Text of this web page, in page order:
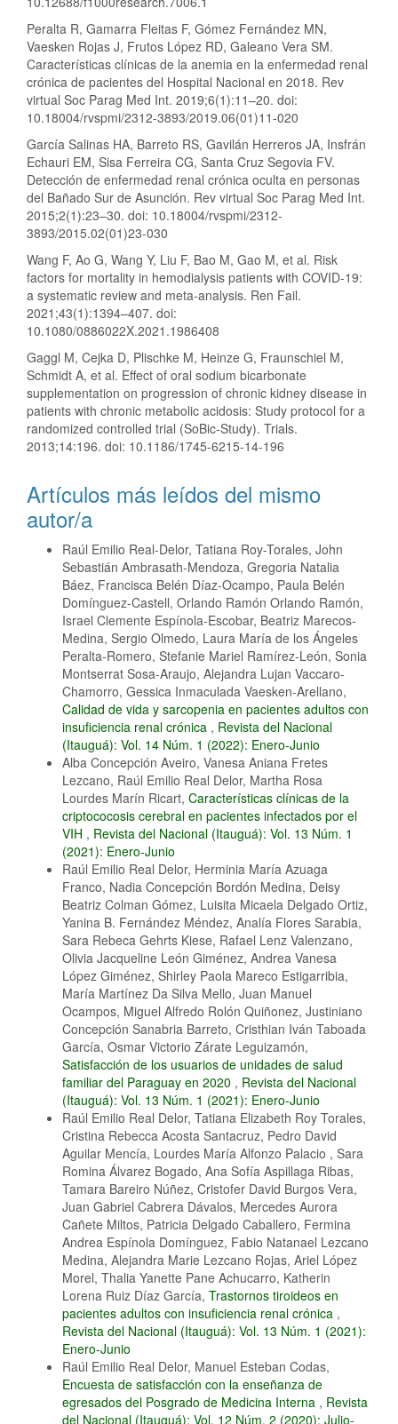
Peralta R, Gamarra Fleitas F, Gómez Fernández MN,
Vaesken Rojas J, Frutos López RD, Galeano Vera SM.
Características clínicas de la anemia en la enfermedad renal
crónica de pacientes del Hospital Nacional en 2018. Rev
virtual Soc Parag Med Int. 2019;6(1):11–20. doi:
10.18004/rvspmi/2312-3893/2019.06(01)11-020
García Salinas HA, Barreto RS, Gavilán Herreros JA, Insfrán
Echauri EM, Sisa Ferreira CG, Santa Cruz Segovia FV.
Detección de enfermedad renal crónica oculta en personas
del Bañado Sur de Asunción. Rev virtual Soc Parag Med Int.
2015;2(1):23–30. doi: 10.18004/rvspmi/2312-
3893/2015.02(01)23-030
Wang F, Ao G, Wang Y, Liu F, Bao M, Gao M, et al. Risk
factors for mortality in hemodialysis patients with COVID-19:
a systematic review and meta-analysis. Ren Fail.
2021;43(1):1394–407. doi:
10.1080/0886022X.2021.1986408
Gaggl M, Cejka D, Plischke M, Heinze G, Fraunschiel M,
Schmidt A, et al. Effect of oral sodium bicarbonate
supplementation on progression of chronic kidney disease in
patients with chronic metabolic acidosis: Study protocol for a
randomized controlled trial (SoBic-Study). Trials.
2013;14:196. doi: 10.1186/1745-6215-14-196
Artículos más leídos del mismo
autor/a
Raúl Emilio Real-Delor, Tatiana Roy-Torales, John
Sebastián Ambrasath-Mendoza, Gregoria Natalia
Báez, Francisca Belén Díaz-Ocampo, Paula Belén
Domínguez-Castell, Orlando Ramón Orlando Ramón,
Israel Clemente Espínola-Escobar, Beatriz Marecos-
Medina, Sergio Olmedo, Laura María de los Ángeles
Peralta-Romero, Stefanie Mariel Ramírez-León, Sonia
Montserrat Sosa-Araujo, Alejandra Lujan Vaccaro-
Chamorro, Gessica Inmaculada Vaesken-Arellano,
Calidad de vida y sarcopenia en pacientes adultos con
insuficiencia renal crónica , Revista del Nacional
(Itauguá): Vol. 14 Núm. 1 (2022): Enero-Junio
Alba Concepción Aveiro, Vanesa Aniana Fretes
Lezcano, Raúl Emilio Real Delor, Martha Rosa
Lourdes Marín Ricart, Características clínicas de la
criptococosis cerebral en pacientes infectados por el
VIH , Revista del Nacional (Itauguá): Vol. 13 Núm. 1
(2021): Enero-Junio
Raúl Emilio Real Delor, Herminia María Azuaga
Franco, Nadia Concepción Bordón Medina, Deisy
Beatriz Colman Gómez, Luisita Micaela Delgado Ortiz,
Yanina B. Fernández Méndez, Analía Flores Sarabia,
Sara Rebeca Gehrts Kiese, Rafael Lenz Valenzano,
Olivia Jacqueline León Giménez, Andrea Vanesa
López Giménez, Shirley Paola Mareco Estigarribia,
María Martínez Da Silva Mello, Juan Manuel
Ocampos, Miguel Alfredo Rolón Quiñonez, Justiniano
Concepción Sanabria Barreto, Cristhian Iván Taboada
García, Osmar Victorio Zárate Leguizamón,
Satisfacción de los usuarios de unidades de salud
familiar del Paraguay en 2020 , Revista del Nacional
(Itauguá): Vol. 13 Núm. 1 (2021): Enero-Junio
Raúl Emilio Real Delor, Tatiana Elizabeth Roy Torales,
Cristina Rebecca Acosta Santacruz, Pedro David
Aguilar Mencía, Lourdes María Alfonzo Palacio , Sara
Romina Álvarez Bogado, Ana Sofía Aspillaga Ribas,
Tamara Bareiro Núñez, Cristofer David Burgos Vera,
Juan Gabriel Cabrera Dávalos, Mercedes Aurora
Cañete Miltos, Patricia Delgado Caballero, Fermina
Andrea Espínola Domínguez, Fabio Natanael Lezcano
Medina, Alejandra Marie Lezcano Rojas, Ariel López
Morel, Thalia Yanette Pane Achucarro, Katherin
Lorena Ruiz Díaz García, Trastornos tiroideos en
pacientes adultos con insuficiencia renal crónica ,
Revista del Nacional (Itauguá): Vol. 13 Núm. 1 (2021):
Enero-Junio
Raúl Emilio Real Delor, Manuel Esteban Codas,
Encuesta de satisfacción con la enseñanza de
egresados del Posgrado de Medicina Interna , Revista
del Nacional (Itauguá): Vol. 12 Núm. 2 (2020): Julio-